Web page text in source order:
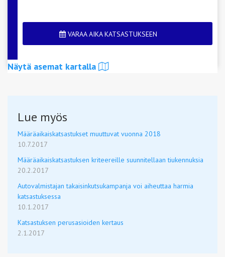
VARAA AIKA KATSASTUKSEEN
Näytä asemat kartalla
Lue myös
Määräaikaiskatsastukset muuttuvat vuonna 2018
10.7.2017
Määräaikaiskatsastuksen kriteereille suunnitellaan tiukennuksia
20.2.2017
Autovalmistajan takaisinkutsukampanja voi aiheuttaa harmia
katsastuksessa
10.1.2017
Katsastuksen perusasioiden kertaus
2.1.2017